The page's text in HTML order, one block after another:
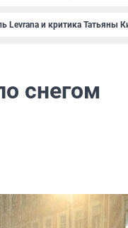
Levrana и критика Татьяны
снегом